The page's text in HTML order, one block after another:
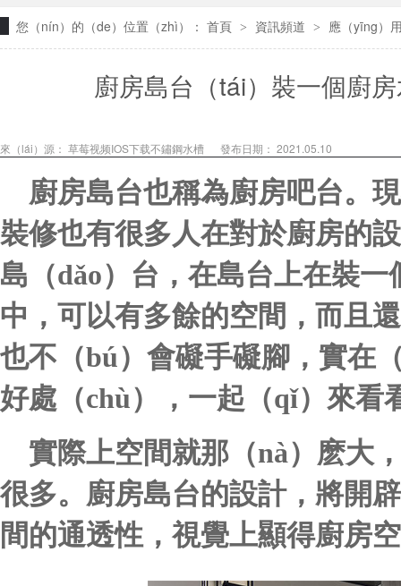
您（nín）的（de）位置（zhì）： 首頁 > 資訊頻道 > 應（yīng）
廚房島台（tái）裝一個廚
來（lái）源： 草莓视频IOS下载不鏽鋼水槽 發布日期： 2021.05.10
廚房島台也稱為廚房吧台。
裝修也有很多人在對於廚房的
島（dǎo）台，在島台上在裝
中，可以有多餘的空間，而且
也不（bú）會礙手礙腳，實在
好處（chù），一起（qǐ）來看
實際上空間就那（nà）麽大
很多。廚房島台的設計，將開
間的通透性，視覺上顯得廚房